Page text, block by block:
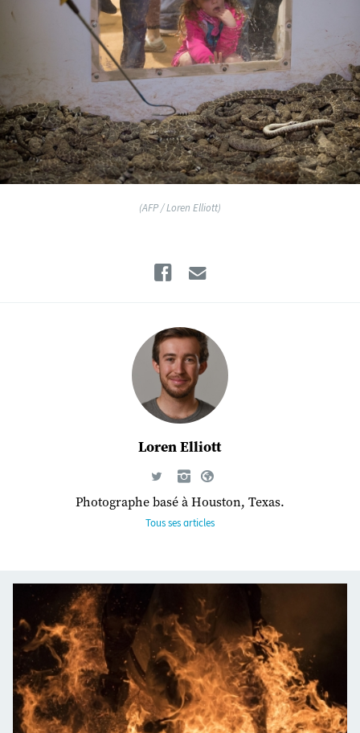
(AFP / Loren Elliott)
Facebook
Loren Elliott
Photographe basé à Houston, Texas.
Tous ses articles